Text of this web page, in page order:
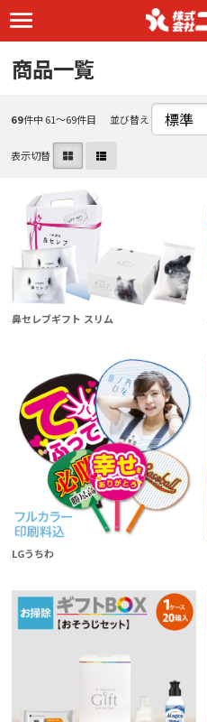
商品一覧
69件中 61〜69件目 並び替え
表示切替
鼻セレブギフト スリム
LGうちわ